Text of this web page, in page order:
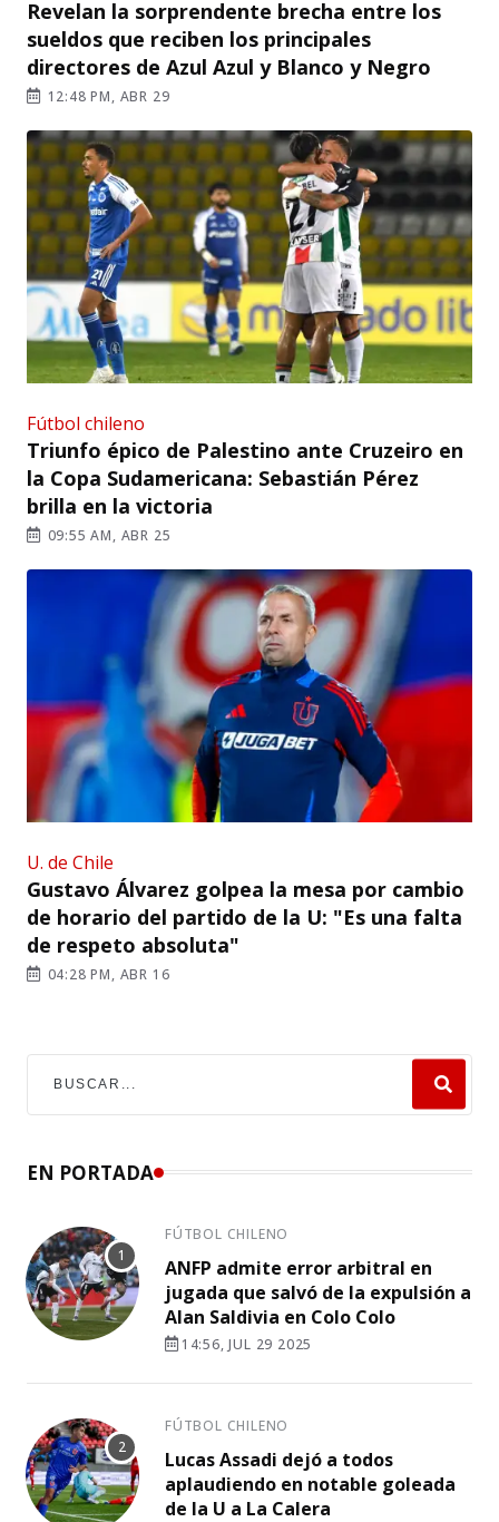
Revelan la sorprendente brecha entre los
sueldos que reciben los principales
directores de Azul Azul y Blanco y Negro
12:48 PM, ABR 29
Fútbol chileno
Triunfo épico de Palestino ante Cruzeiro en
la Copa Sudamericana: Sebastián Pérez
brilla en la victoria
09:55 AM, ABR 25
U. de Chile
Gustavo Álvarez golpea la mesa por cambio
de horario del partido de la U: "Es una falta
de respeto absoluta"
04:28 PM, ABR 16
EN PORTADA
FÚTBOL CHILENO
ANFP admite error arbitral en
jugada que salvó de la expulsión a
Alan Saldivia en Colo Colo
14:56, JUL 29 2025
FÚTBOL CHILENO
Lucas Assadi dejó a todos
aplaudiendo en notable goleada
de la U a La Calera